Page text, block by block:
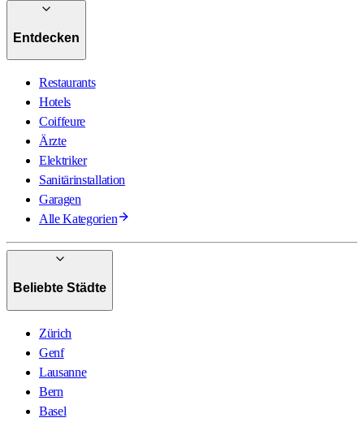
Entdecken
Restaurants
Hotels
Coiffeure
Ärzte
Elektriker
Sanitärinstallation
Garagen
Alle Kategorien
Beliebte Städte
Zürich
Genf
Lausanne
Bern
Basel